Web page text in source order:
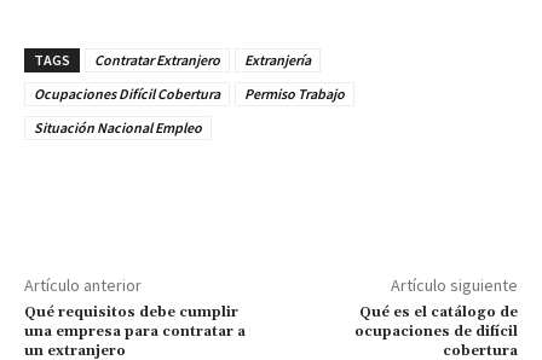
TAGS Contratar Extranjero
Extranjería
Ocupaciones Difícil Cobertura
Permiso Trabajo
Situación Nacional Empleo
Artículo anterior
Qué requisitos debe cumplir
una empresa para contratar a
un extranjero
Artículo siguiente
Qué es el catálogo de
ocupaciones de difícil
cobertura